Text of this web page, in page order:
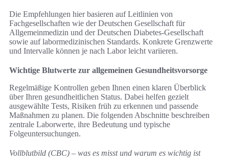
Die Empfehlungen hier basieren auf Leitlinien von
Fachgesellschaften wie der Deutschen Gesellschaft für
Allgemeinmedizin und der Deutschen Diabetes-Gesellschaft
sowie auf labormedizinischen Standards. Konkrete Grenzwerte
und Intervalle können je nach Labor leicht variieren.
Wichtige Blutwerte zur allgemeinen Gesundheitsvorsorge
Regelmäßige Kontrollen geben Ihnen einen klaren Überblick
über Ihren gesundheitlichen Status. Dabei helfen gezielt
ausgewählte Tests, Risiken früh zu erkennen und passende
Maßnahmen zu planen. Die folgenden Abschnitte beschreiben
zentrale Laborwerte, ihre Bedeutung und typische
Folgeuntersuchungen.
Vollblutbild (CBC) – was es misst und warum es wichtig ist